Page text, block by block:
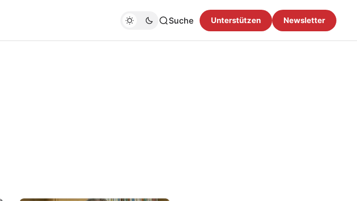
Suche Unterstützen Newsletter